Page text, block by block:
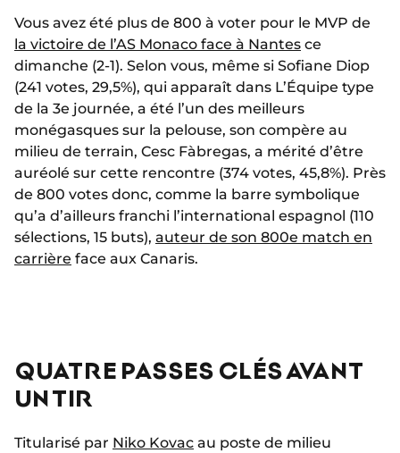
Vous avez été plus de 800 à voter pour le MVP de
la victoire de l’AS Monaco face à Nantes ce
dimanche (2-1). Selon vous, même si Sofiane Diop
(241 votes, 29,5%), qui apparaît dans L’Équipe type
de la 3e journée, a été l’un des meilleurs
monégasques sur la pelouse, son compère au
milieu de terrain, Cesc Fàbregas, a mérité d’être
auréolé sur cette rencontre (374 votes, 45,8%). Près
de 800 votes donc, comme la barre symbolique
qu’a d’ailleurs franchi l’international espagnol (110
sélections, 15 buts), auteur de son 800e match en
carrière face aux Canaris.
QUATRE PASSES CLÉS AVANT
UN TIR
Titularisé par Niko Kovac au poste de milieu